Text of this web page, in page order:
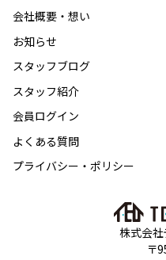
会社概要・想い
お知らせ
スタッフブログ
スタッフ紹介
会員ログイン
よくある質問
プライバシー・ポリシー
株式会社
〒